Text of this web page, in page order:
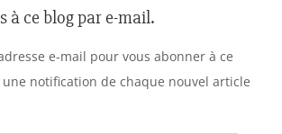
à ce blog par e-mail.
e-mail pour vous abonner à ce
notification de chaque nouvel article